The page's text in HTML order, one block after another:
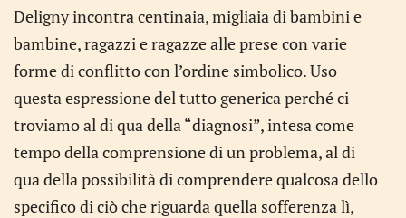
Deligny incontra centinaia, migliaia di bambini e
bambine, ragazzi e ragazze alle prese con varie
forme di conflitto con l’ordine simbolico. Uso
questa espressione del tutto generica perché ci
troviamo al di qua della “diagnosi”, intesa come
tempo della comprensione di un problema, al di
qua della possibilità di comprendere qualcosa dello
specifico di ciò che riguarda quella sofferenza lì,